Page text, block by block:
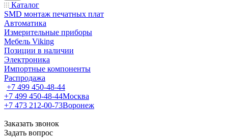
Каталог
SMD монтаж печатных плат
Автоматика
Измерительные приборы
Мебель Viking
Позиции в наличии
Электроника
Импортные компоненты
Распродажа
+7 499 450-48-44
+7 499 450-48-44Москва
+7 473 212-00-73Воронеж
Заказать звонок
Задать вопрос